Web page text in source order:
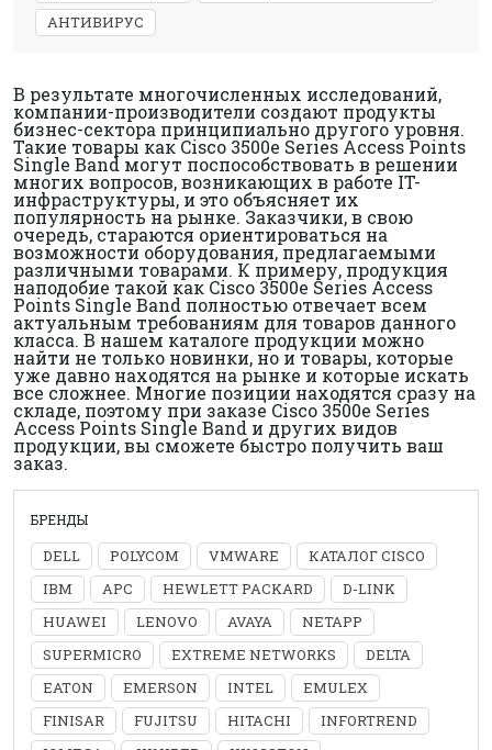
АНТИВИРУС
В результате многочисленных исследований,
компании-производители создают продукты
бизнес-сектора принципиально другого уровня.
Такие товары как Cisco 3500e Series Access Points
Single Band могут поспособствовать в решении
многих вопросов, возникающих в работе IT-
инфраструктуры, и это объясняет их
популярность на рынке. Заказчики, в свою
очередь, стараются ориентироваться на
возможности оборудования, предлагаемыми
различными товарами. К примеру, продукция
наподобие такой как Cisco 3500e Series Access
Points Single Band полностью отвечает всем
актуальным требованиям для товаров данного
класса. В нашем каталоге продукции можно
найти не только новинки, но и товары, которые
уже давно находятся на рынке и которые искать
все сложнее. Многие позиции находятся сразу на
складе, поэтому при заказе Cisco 3500e Series
Access Points Single Band и других видов
продукции, вы сможете быстро получить ваш
заказ.
БРЕНДЫ
DELL POLYCOM VMWARE
КАТАЛОГ CISCO
IBM
APC HEWLETT PACKARD
D-LINK
HUAWEI
LENOVO AVAYA
NETAPP
SUPERMICRO
EXTREME NETWORKS
DELTA
EATON
EMERSON INTEL
EMULEX
FINISAR
FUJITSU HITACHI
INFORTREND